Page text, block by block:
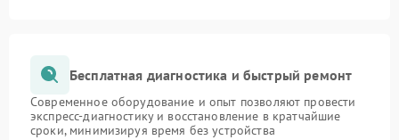
Бесплатная диагностика и быстрый ремонт
Современное оборудование и опыт позволяют провести
экспресс-диагностику и восстановление в кратчайшие
сроки, минимизируя время без устройства